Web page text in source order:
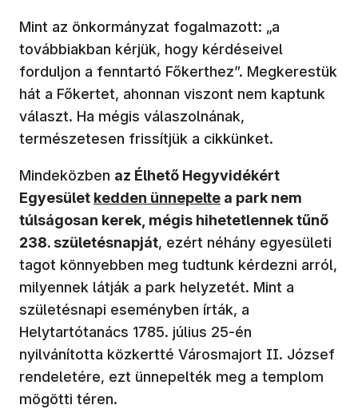
Mint az önkormányzat fogalmazott: „a
továbbiakban kérjük, hogy kérdéseivel
forduljon a fenntartó Főkerthez”. Megkerestük
hát a Főkertet, ahonnan viszont nem kaptunk
választ. Ha mégis válaszolnának,
természetesen frissítjük a cikkünket.
Mindeközben az Élhető Hegyvidékért
Egyesület (új ablakban nyílik meg)
kedden ünnepelte a park nem
túlságosan kerek, mégis hihetetlennek tűnő
238. születésnapját, ezért néhány egyesületi
tagot könnyebben meg tudtunk kérdezni arról,
milyennek látják a park helyzetét. Mint a
születésnapi eseményben írták, a
Helytartótanács 1785. július 25-én
nyilvánította közkertté Városmajort II. József
rendeletére, ezt ünnepelték meg a templom
mögötti téren.